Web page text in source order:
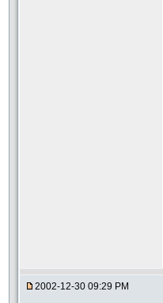
2002-12-30 09:29 PM